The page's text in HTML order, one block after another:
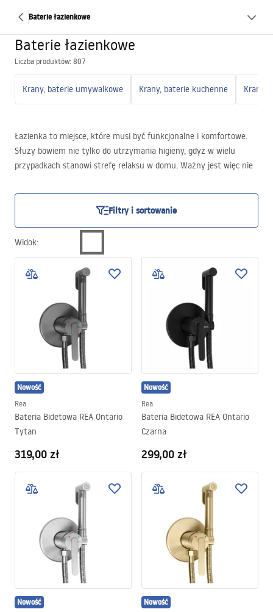
Baterie łazienkowe
Baterie łazienkowe
Liczba produktów: 807
Krany, baterie umywalkowe Krany, baterie kuchenne
Łazienka to miejsce, które musi być funkcjonalne i komfortowe.
Służy bowiem nie tylko do utrzymania higieny, gdyż w wielu
przypadkach stanowi strefę relaksu w domu. Ważny jest więc nie
odpowiednie dopasowanie baterii łazienkowych. Armatura wpływa
nie tylko na wygodę użytkową, ale także odgrywa bardzo ważną
funkcję w dopełnieniu estetyki wnętrza.
Filtry i sortowanie
Widok:
Nowość
Rea
Bateria Bidetowa REA Ontario
Tytan
319,00 zł
Nowość
Rea
Bateria Bidetowa REA Ontario
Czarna
299,00 zł
Nowość Nowość